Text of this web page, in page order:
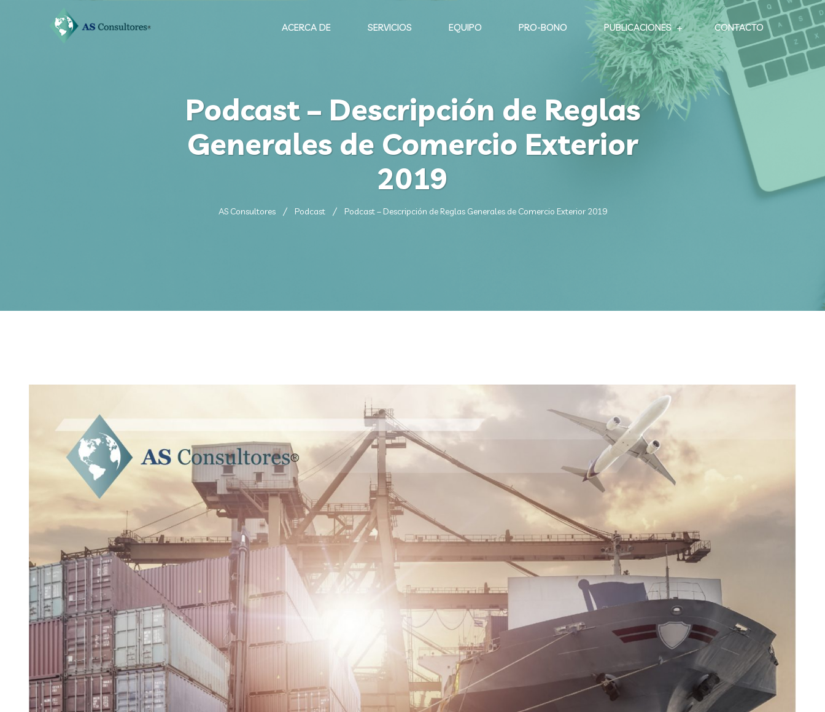
ACERCA DE SERVICIOS EQUIPO PRO-BONO PUBLICACIONES CONTACTO
Podcast – Descripción de Reglas
Generales de Comercio Exterior
2019
AS Consultores Podcast Podcast – Descripción de Reglas Generales de Comercio Exterior 2019